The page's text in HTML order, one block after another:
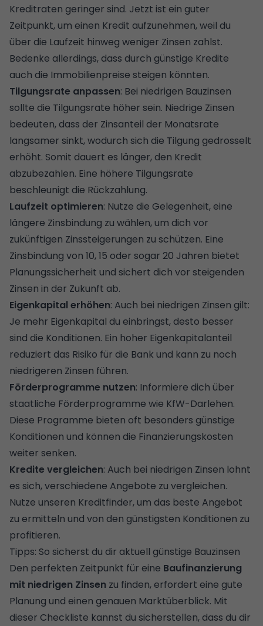
Kreditraten geringer sind. Jetzt ist ein guter
Zeitpunkt, um einen Kredit aufzunehmen, weil du
über die Laufzeit hinweg weniger Zinsen zahlst.
Bedenke allerdings, dass durch günstige Kredite
auch die Immobilienpreise steigen könnten.
Tilgungsrate anpassen: Bei niedrigen Bauzinsen
sollte die Tilgungsrate höher sein. Niedrige Zinsen
bedeuten, dass der Zinsanteil der Monatsrate
langsamer sinkt, wodurch sich die Tilgung gedrosselt
erhöht. Somit dauert es länger, den Kredit
abzubezahlen. Eine höhere Tilgungsrate
beschleunigt die Rückzahlung.
Laufzeit optimieren: Nutze die Gelegenheit, eine
längere Zinsbindung zu wählen, um dich vor
zukünftigen Zinssteigerungen zu schützen. Eine
Zinsbindung von 10, 15 oder sogar 20 Jahren bietet
Planungssicherheit und sichert dich vor steigenden
Zinsen in der Zukunft ab.
Eigenkapital erhöhen: Auch bei niedrigen Zinsen gilt:
Je mehr Eigenkapital du einbringst, desto besser
sind die Konditionen. Ein hoher Eigenkapitalanteil
reduziert das Risiko für die Bank und kann zu noch
niedrigeren Zinsen führen.
Förderprogramme nutzen: Informiere dich über
staatliche Förderprogramme wie KfW-Darlehen.
Diese Programme bieten oft besonders günstige
Konditionen und können die Finanzierungskosten
weiter senken.
Kredite vergleichen: Auch bei niedrigen Zinsen lohnt
es sich, verschiedene Angebote zu vergleichen.
Nutze unseren Kreditfinder, um das beste Angebot
zu ermitteln und von den günstigsten Konditionen zu
profitieren.
Tipps: So sicherst du dir aktuell günstige Bauzinsen
Den perfekten Zeitpunkt für eine Baufinanzierung
mit niedrigen Zinsen zu finden, erfordert eine gute
Planung und einen genauen Marktüberblick. Mit
dieser Checkliste kannst du sicherstellen, dass du dir